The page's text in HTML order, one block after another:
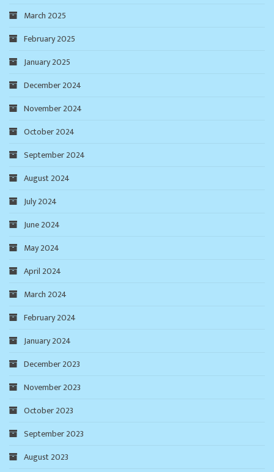
March 2025
February 2025
January 2025
December 2024
November 2024
October 2024
September 2024
August 2024
July 2024
June 2024
May 2024
April 2024
March 2024
February 2024
January 2024
December 2023
November 2023
October 2023
September 2023
August 2023